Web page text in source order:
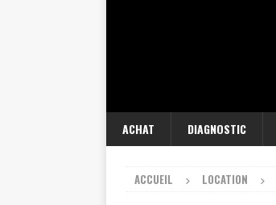
ACHAT DIAGNOSTIC
ACCUEIL LOCATION